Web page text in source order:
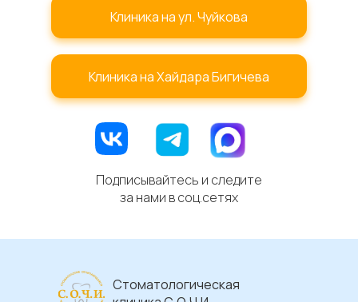
Клиника на ул. Чуйкова
Клиника на Хайдара Бигичева
Подписывайтесь и следите
за нами в соц.сетях
Стоматологическая